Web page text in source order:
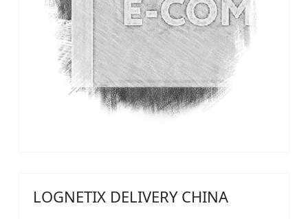
LOGNETIX DELIVERY CHINA